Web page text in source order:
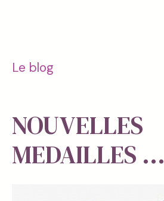
Le blog
NOUVELLES
MEDAILLES ...